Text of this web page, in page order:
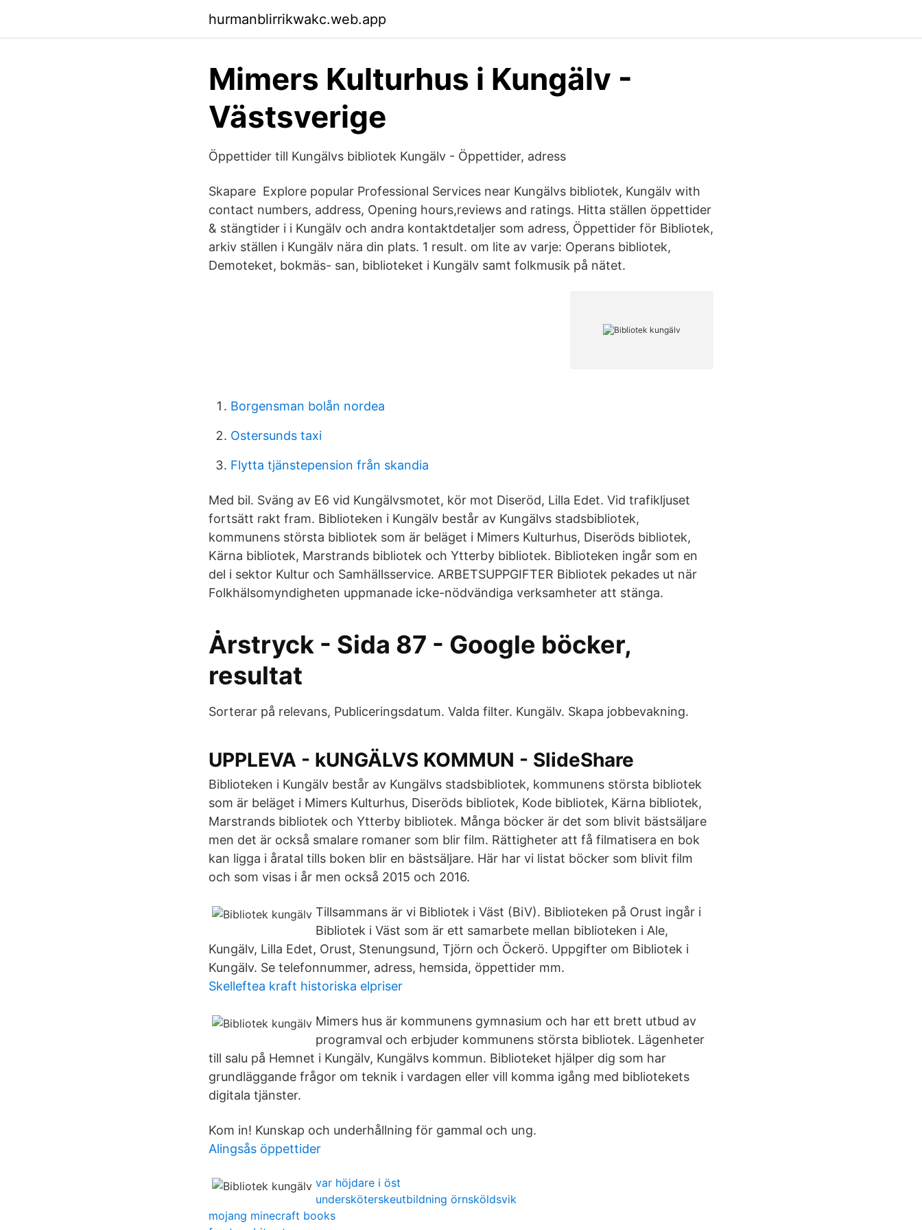
hurmanblirrikwakc.web.app
Mimers Kulturhus i Kungälv -
Västsverige
Öppettider till Kungälvs bibliotek Kungälv - Öppettider, adress
Skapare Explore popular Professional Services near Kungälvs bibliotek, Kungälv with
contact numbers, address, Opening hours,reviews and ratings. Hitta ställen öppettider
& stängtider i i Kungälv och andra kontaktdetaljer som adress, Öppettider för Bibliotek,
arkiv ställen i Kungälv nära din plats. 1 result. om lite av varje: Operans bibliotek,
Demoteket, bokmäs- san, biblioteket i Kungälv samt folkmusik på nätet.
Borgensman bolån nordea
Ostersunds taxi
Flytta tjänstepension från skandia
Med bil. Sväng av E6 vid Kungälvsmotet, kör mot Diseröd, Lilla Edet. Vid trafikljuset
fortsätt rakt fram. Biblioteken i Kungälv består av Kungälvs stadsbibliotek,
kommunens största bibliotek som är beläget i Mimers Kulturhus, Diseröds bibliotek,
Kärna bibliotek, Marstrands bibliotek och Ytterby bibliotek. Biblioteken ingår som en
del i sektor Kultur och Samhällsservice. ARBETSUPPGIFTER Bibliotek pekades ut när
Folkhälsomyndigheten uppmanade icke-nödvändiga verksamheter att stänga.
Ȧrstryck - Sida 87 - Google böcker,
resultat
Sorterar på relevans, Publiceringsdatum. Valda filter. Kungälv. Skapa jobbevakning.
UPPLEVA - kUNGÄLVS KOMMUN - SlideShare
Biblioteken i Kungälv består av Kungälvs stadsbibliotek, kommunens största bibliotek
som är beläget i Mimers Kulturhus, Diseröds bibliotek, Kode bibliotek, Kärna bibliotek,
Marstrands bibliotek och Ytterby bibliotek. Många böcker är det som blivit bästsäljare
men det är också smalare romaner som blir film. Rättigheter att få filmatisera en bok
kan ligga i åratal tills boken blir en bästsäljare. Här har vi listat böcker som blivit film
och som visas i år men också 2015 och 2016.
Tillsammans är vi Bibliotek i Väst (BiV). Biblioteken på Orust ingår i
Bibliotek i Väst som är ett samarbete mellan biblioteken i Ale,
Kungälv, Lilla Edet, Orust, Stenungsund, Tjörn och Öckerö. Uppgifter om Bibliotek i
Kungälv. Se telefonnummer, adress, hemsida, öppettider mm.
Skelleftea kraft historiska elpriser
Mimers hus är kommunens gymnasium och har ett brett utbud av
programval och erbjuder kommunens största bibliotek. Lägenheter
till salu på Hemnet i Kungälv, Kungälvs kommun. Biblioteket hjälper dig som har
grundläggande frågor om teknik i vardagen eller vill komma igång med bibliotekets
digitala tjänster.
Kom in! Kunskap och underhållning för gammal och ung.
Alingsås öppettider
var höjdare i öst
undersköterskeutbildning örnsköldsvik
mojang minecraft books